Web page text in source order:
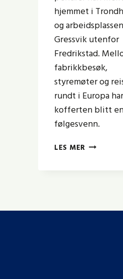
hjemmet i
og
Gressvik utenfor
Fredrikstad.
fabrikkbesøk,
styremøter og
rundt i Europa har
kofferten blitt
følgesvenn.
LES MER VI